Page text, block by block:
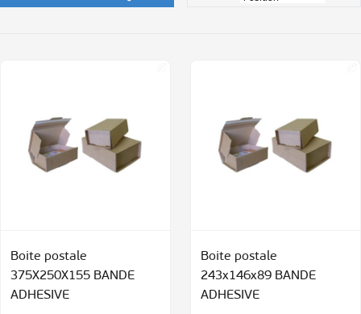
Boite postale
375X250X155 BANDE
ADHESIVE
Boite postale
243x146x89 BANDE
ADHESIVE